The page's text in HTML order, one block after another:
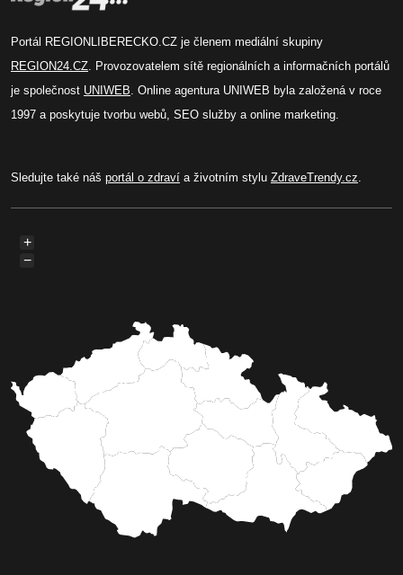
Portál REGIONLIBERECKO.CZ je členem mediální skupiny
REGION24.CZ . Provozovatelem sítě regionálních a informačních portálů
je společnost UNIWEB . Online agentura UNIWEB byla založená v roce
1997 a poskytuje tvorbu webů, SEO služby a online marketing.
Sledujte také náš portál o zdraví a životním stylu ZdraveTrendy.cz
+
−